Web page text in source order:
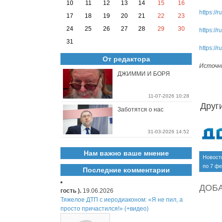
https://
https://
https://
по 7
10
11 12 13 14 15
16
17
18 19 20 21 22
23
24
25 26 27 28 29
30
31
От редактора
ДЖИММИ И БОРЯ
11-07-2026 10:28
Заботятся о нас
31-03-2026 14:52
Нам важно ваше мнение
Последние комментарии
гость ). 19.06.2026
Тяжелое ДТП с иеродиаконом: «Я не пил, а
просто причастился!» (+видео)